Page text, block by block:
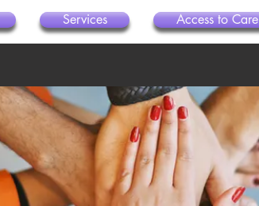
Services Access to Care